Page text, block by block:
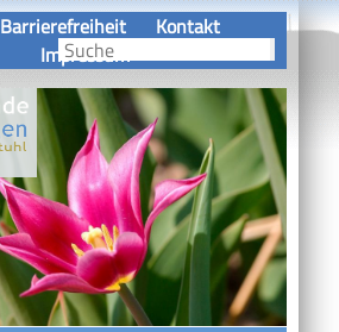
Barrierefreiheit
Kontakt
Impressum